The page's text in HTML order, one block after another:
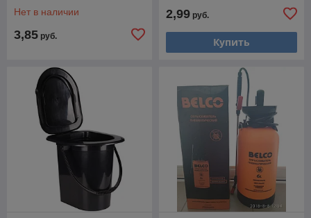
Нет в наличии
3,85 руб.
2,99 руб.
Купить